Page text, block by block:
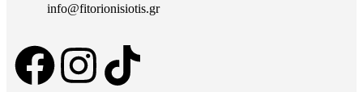
info@fitorionisiotis.gr